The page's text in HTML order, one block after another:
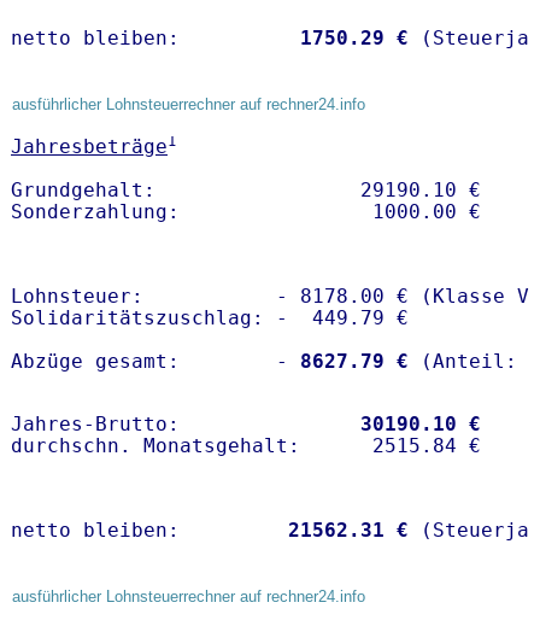
netto bleiben: 1750.29 €
ausführlicher Lohnsteuerrechner auf rechner24.info
Jahresbeträge1
Grundgehalt:                 29190.10 €
Lohnsteuer:           - 8178.00 € (Klasse V)
Solidaritätszuschlag: -  449.79 €
Abzüge gesamt:        -
8627.79 €
Jahres-Brutto: 30190.10 €
netto bleiben: 21562.31 €
ausführlicher Lohnsteuerrechner auf rechner24.info